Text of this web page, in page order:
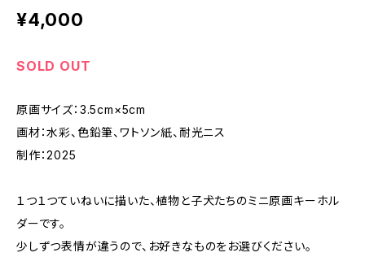
¥4,000
SOLD OUT
原画サイズ：3.5cm×5cm
画材：水彩、色鉛筆、ワトソン紙、耐光ニス
制作：2025
１つ１つていねいに描いた、植物と子犬たちのミニ原画キーホル
ダーです。
少しずつ表情が違うので、お好きなものをお選びください。